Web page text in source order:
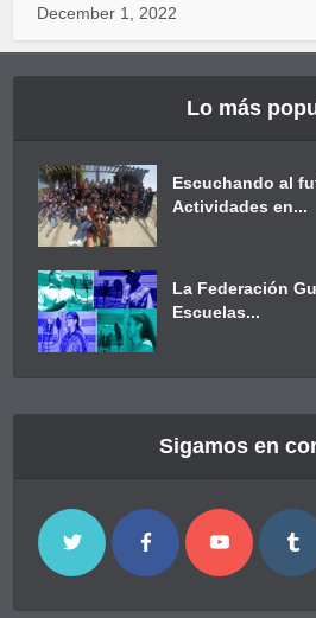
December 1, 2022
Lo más
Escuchando al
Actividades en...
La Federación
Escuelas...
Sigamos en